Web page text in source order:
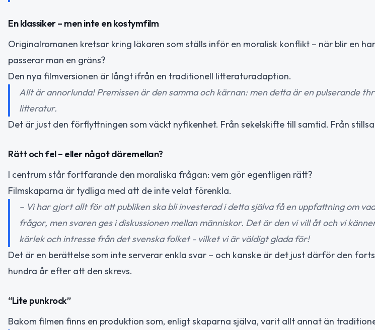
En klassiker – men inte en kostymfilm
Originalromanen kretsar kring läkaren som ställs inför en moralisk konflikt – när blir en
passerar man en gräns?
Den nya filmversionen är långt ifrån en traditionell litteraturadaption.
Allt är annorlunda! Premissen är den samma och kärnan: men detta är en pulserande
litteratur.
Det är just den förflyttningen som väckt nyfikenhet. Från sekelskifte till samtid. Från
Rätt och fel – eller något däremellan?
I centrum står fortfarande den moraliska frågan: vem gör egentligen rätt?
Filmskaparna är tydliga med att de inte velat förenkla.
– Vi har gjort allt för att publiken ska bli investerad i detta själva få en uppfattning om
frågor, men svaren ges i diskussionen mellan människor. Det är den vi vill åt och vi
kärlek och intresse från det svenska folket - vilket vi är väldigt glada för!
Det är en berättelse som inte serverar enkla svar – och kanske är det just därför den
hundra år efter att den skrevs.
“Lite punkrock”
Bakom filmen finns en produktion som, enligt skaparna själva, varit allt annat än